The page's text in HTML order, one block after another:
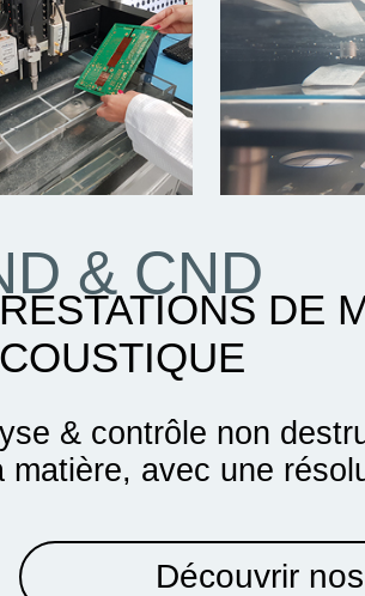
& contrôle non
matière, avec une
Découvrir
& CND
DE